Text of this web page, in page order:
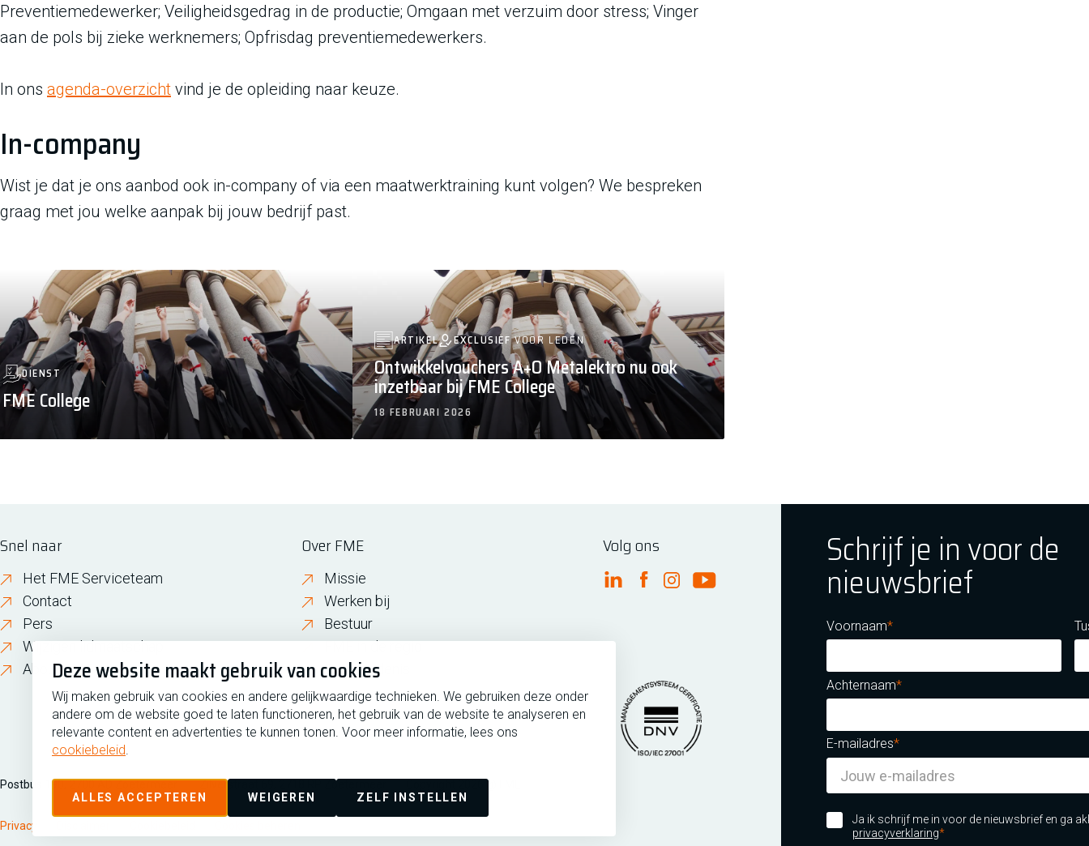
Deze website maakt gebruik van cookies
Wij maken gebruik van cookies en andere gelijkwaardige technieken. We gebruiken deze onder
andere om de website goed te laten functioneren, het gebruik van de website te analyseren en
relevante content en advertenties te kunnen tonen. Voor meer informatie, lees ons
cookiebeleid.
ALLES ACCEPTEREN WEIGEREN ZELF INSTELLEN
Preventiemedewerker; Veiligheidsgedrag in de productie; Omgaan met verzuim door stress; Vinger
aan de pols bij zieke werknemers; Opfrisdag preventiemedewerkers.
In ons agenda-overzicht vind je de opleiding naar keuze.
In-company
Wist je dat je ons aanbod ook in-company of via een maatwerktraining kunt volgen? We bespreken
graag met jou welke aanpak bij jouw bedrijf past.
DIENST
FME College
ARTIKEL EXCLUSIEFVOOR LEDEN
Ontwikkelvouchers A+O Metalektro nu ook
inzetbaar bij FME College
18 FEBRUARI 2026
Snel naar
Het FME Serviceteam
Contact
Pers
Wijzigen lidmaatschap
About FME
Over FME
Missie
Werken bij
Bestuur
FME in de regio
Geschiedenis
Volg ons
FME Linkedin
FME Facebook
FME Instagram
FME Youtube
Managementsyteem certificatie DNV iso/iec 27001
Postbus 190, 2700 AD Zoetermeer Zilverstraat 69, 2718 RP Zoetermeer Copyright 2026 @ FME
Privacy
Schrijf je in voor de
nieuwsbrief
Voornaam
Achternaam
E-mailadres
Ja ik schrijf me in voor de nieuwsbrief en ga
privacyverklaring